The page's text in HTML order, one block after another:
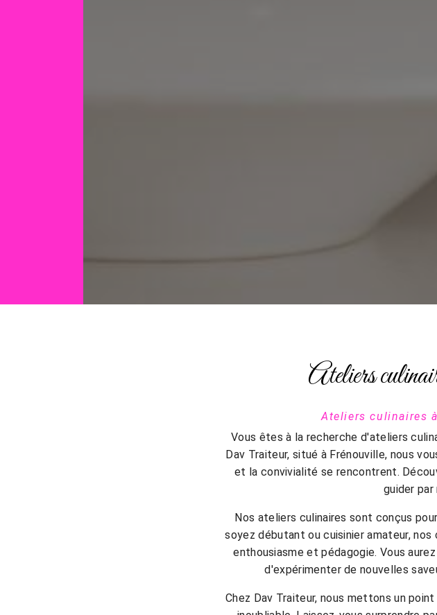
Ateliers
Ateliers culinaires
Vous êtes à la recherche d'ateliers
Dav Traiteur, situé à Frénouville, nous
et la convivialité se rencontrent.
guider
Nos ateliers culinaires sont conçus
soyez débutant ou cuisinier amateur,
enthousiasme et pédagogie. Vous
d'expérimenter de nouvelles
Chez Dav Traiteur, nous mettons un